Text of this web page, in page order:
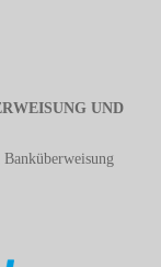
UND